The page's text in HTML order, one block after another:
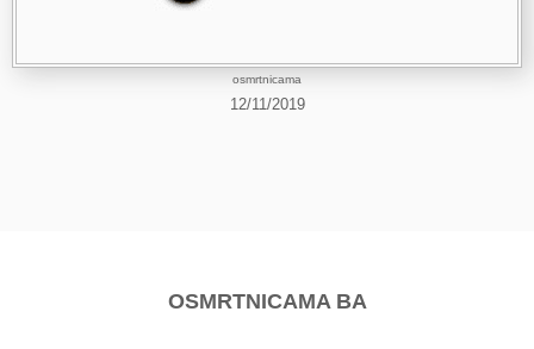
osmrtnicama
12/11/2019
OSMRTNICAMA BA